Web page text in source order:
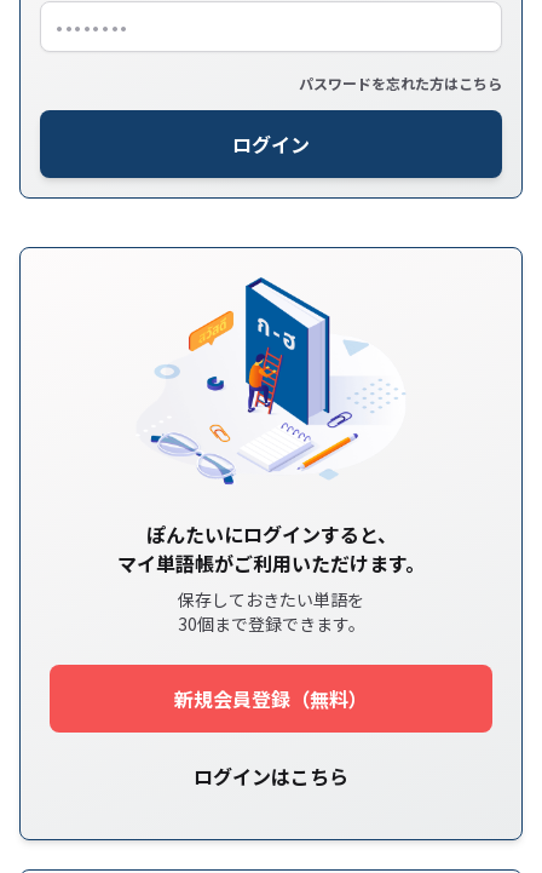
パスワードを忘れた方はこちら
ログイン
ぽんたいにログインすると、
マイ単語帳がご利用いただけます。
保存しておきたい単語を
30個まで登録できます。
新規会員登録（無料）
ログインはこちら